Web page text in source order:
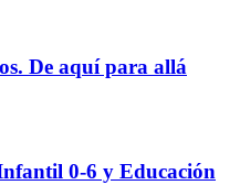
De aquí para allá
0-6 y Educación